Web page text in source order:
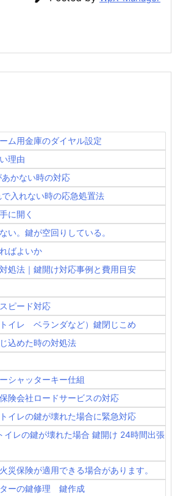
ム用金庫のダイヤル設定
理由
かない時の対応
入れない時の応急処置法
に開く
い。鍵が空回りしている。
ばよいか
処法｜鍵開け対応事例と費用目安
ピード対応
レ ベランダなど）鍵閉じこめ
込めた時の対処法
ャッターキー仕組
険会社ロードサービスの対応
イレの鍵が壊れた場合に緊急対応
イレの鍵が壊れた場合 鍵開け 24時間出張
災保険が適用できる場合があります。
ーの鍵修理 鍵作成